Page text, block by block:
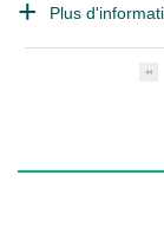
Plus